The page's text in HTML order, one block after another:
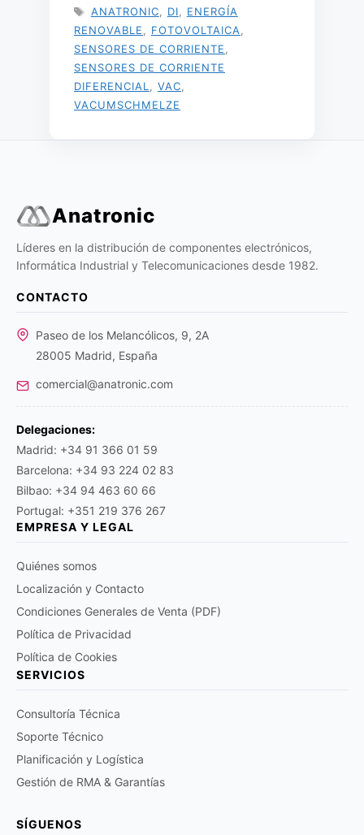
ETIQUETAS
ANATRONIC DI
ENERGÍA
RENOVABLE
FOTOVOLTAICA
SENSORES DE CORRIENTE
SENSORES DE CORRIENTE
DIFERENCIAL
VAC
VACUMSCHMELZE
Anatronic
Líderes en la distribución de componentes electrónicos,
Informática Industrial y Telecomunicaciones desde 1982.
CONTACTO
Paseo de los Melancólicos, 9, 2A
28005 Madrid, España
comercial@anatronic.com
Delegaciones:
Madrid: +34 91 366 01 59
Barcelona: +34 93 224 02 83
Bilbao: +34 94 463 60 66
Portugal: +351 219 376 267
EMPRESA Y LEGAL
Quiénes somos
Localización y Contacto
Condiciones Generales de Venta (PDF)
Política de Privacidad
Política de Cookies
SERVICIOS
Consultoría Técnica
Soporte Técnico
Planificación y Logística
Gestión de RMA & Garantías
SÍGUENOS